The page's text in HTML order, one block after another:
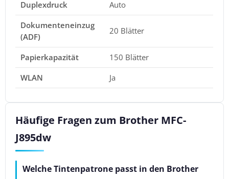
Duplexdruck
Auto
Dokumenteneinzug
(ADF)
20 Blätter
Papierkapazität
150 Blätter
WLAN
Ja
Häufige Fragen zum Brother MFC-
J895dw
Welche Tintenpatrone passt in den Brother